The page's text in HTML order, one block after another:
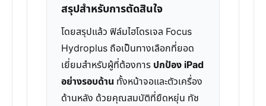
สรุปสำหรับการตัดสินใจ
โดยสรุปแล้ว ฟิล์มไฮโดรเจล Focus
Hydroplus ถือเป็นทางเลือกที่ยอด
เยี่ยมสำหรับผู้ที่ต้องการ ปกป้อง iPad
อย่างรอบด้าน ทั้งหน้าจอและตัวเครื่อง
ด้านหลัง ด้วยคุณสมบัติที่ยืดหยุ่น ทัช